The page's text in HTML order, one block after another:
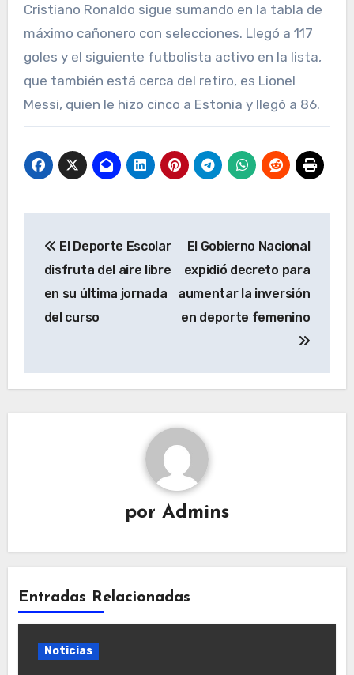
Cristiano Ronaldo sigue sumando en la tabla de
máximo cañonero con selecciones. Llegó a 117
goles y el siguiente futbolista activo en la lista,
que también está cerca del retiro, es Lionel
Messi, quien le hizo cinco a Estonia y llegó a 86.
de
entradas
El Deporte Escolar
disfruta del aire libre
en su última jornada
del curso
El Gobierno Nacional
expidió decreto para
aumentar la inversión
en deporte femenino
por Admins
Entradas Relacionadas
Noticias